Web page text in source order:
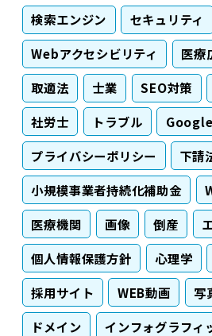
検索エンジン
セキュリティ
Webアクセシビリティ
医療
取適法
士業 SEO対策
社労士
トラブル
プライバシーポリシー
下請
小規模事業者持続化補助金
医療機関
画像 倒産
個人情報保護方針
心理学
採用サイト
WEB動画 写
ドメイン
インフォグラフィ